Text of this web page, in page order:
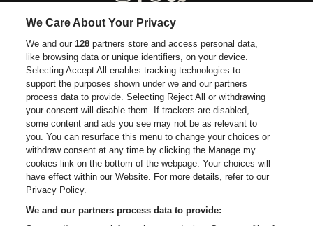
Ga naar de website van Europcar
Ga naar de
Ga naar de website van Coca-Cola
Ga naar de website van
Ga naar
Ga naar de website van Champagne
Ga naar de website
Ga naar de website van Het logo van
Ga naar de website
Ga naar de
Ga naar
Capitole Gent is een deel van be•at
Capitole Gent
Be-At Venues
We Care About Your Privacy
We and our128 partners store and access personal data,
like browsing data or unique identifiers, on your device.
Selecting Accept All enables tracking technologies to
support the purposes shown under we and our partners
process data to provide. Selecting Reject All or withdrawing
your consent will disable them. If trackers are disabled,
some content and ads you see may not be as relevant to
you. You can resurface this menu to change your choices or
withdraw consent at any time by clicking the Manage my
cookies link on the bottom of the webpage. Your choices will
have effect within our Website. For more details, refer to our
Privacy Policy.
We and our partners process data to provide: